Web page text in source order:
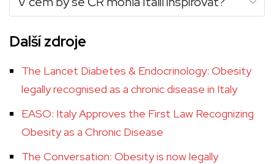
Další zdroje
The Lancet Diabetes & Endocrinology: Obesity
legally recognised as a chronic disease in Italy
EASO: Italy Approves the First Law Recognizing
Obesity as a Chronic Disease
The Conversation: Obesity is now legally